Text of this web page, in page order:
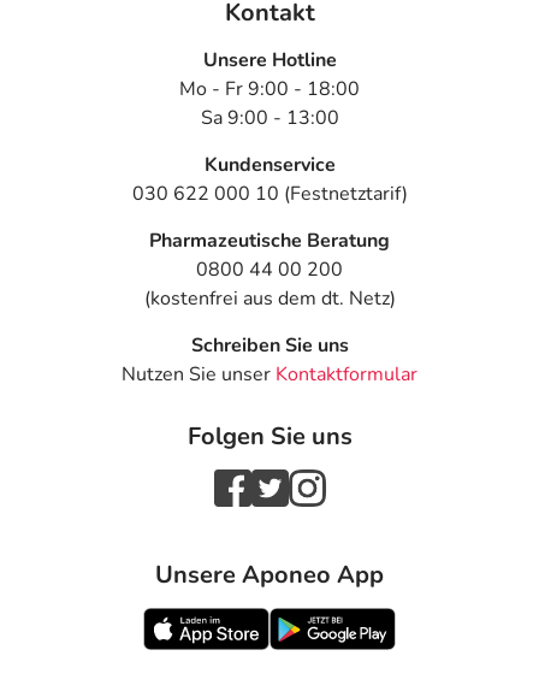
Kontakt
Unsere Hotline
Mo - Fr 9:00 - 18:00
Sa 9:00 - 13:00
Kundenservice
030 622 000 10 (Festnetztarif)
Pharmazeutische Beratung
0800 44 00 200
(kostenfrei aus dem dt. Netz)
Schreiben Sie uns
Nutzen Sie unser Kontaktformular
Folgen Sie uns
Unsere Aponeo App